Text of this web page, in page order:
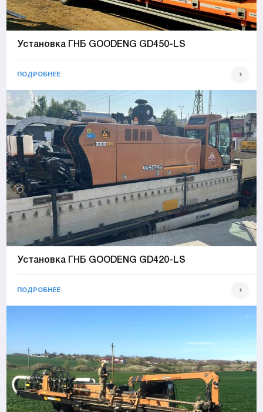
Установка ГНБ GOODENG GD450-LS
ПОДРОБНЕЕ
Установка ГНБ GOODENG GD420-LS
ПОДРОБНЕЕ